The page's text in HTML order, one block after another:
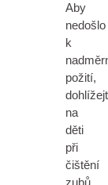
Aby
nedošlo
k
požití,
na
děti
při
čištění
zubů.